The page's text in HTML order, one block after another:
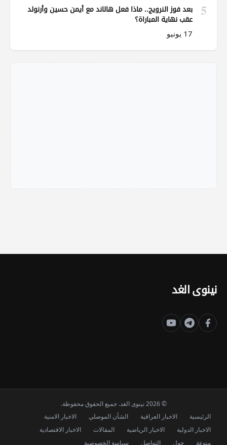
5
بعد فوز النرويج.. ماذا فعل هالاند مع أيمن حسين وأرنولد
عقب نهاية المباراة؟
17 يونيو
نينوى الغد
© 2026 نينوى الغد. جميع الحقوق محفوظة.
الرئيسية الاخبار العراقية الشأن الموصلي
الاخبار الامنية
الاخبار الدولية
الاخبار الرياضية المقالات
الاخبار الاقتصادية
منوعة
حول التواصل سياسة الخصوصية